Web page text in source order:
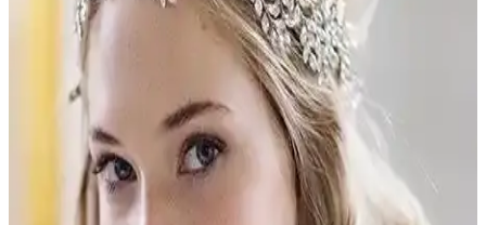
Gelin tacı ve toka seçiminde tasarım, malzeme kalitesi ve uyum
önemli. Estetik ve dayanıklılığı bir arada sunan aksesuarlar, düğün
gününüzü daha özel kılar.
Düğün Sıklığına Uygun Gelin Tacı Modelleri ve
Seçim Rehberi
Düğünlerde gelinlerin şıklığını tamamlayan ve temaya uygun
tasarımlar, rahatlık ve estetiği bir arada sunar. Güncel trendler ve
doğru seçim ipuçlarıyla en uygun gelin tacını bulun.